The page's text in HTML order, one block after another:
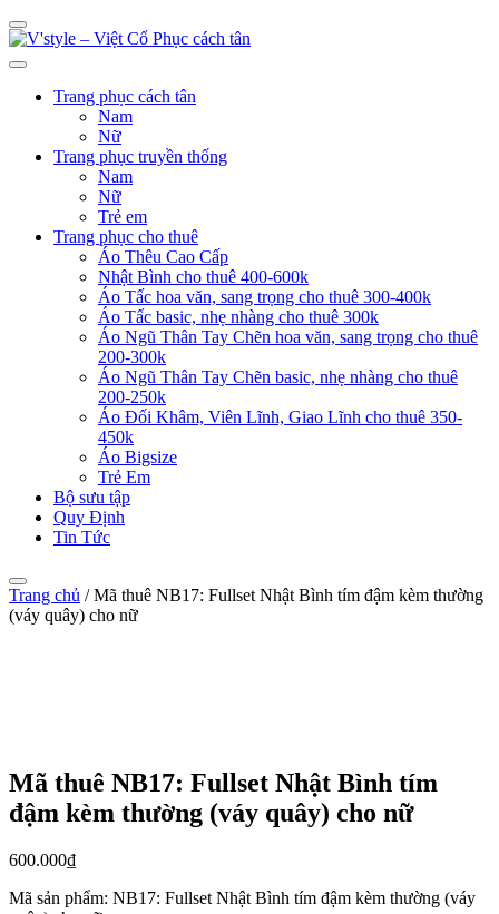
Trang phục cách tân
Nam
Nữ
Trang phục truyền thống
Nam
Nữ
Trẻ em
Trang phục cho thuê
Áo Thêu Cao Cấp
Nhật Bình cho thuê 400-600k
Áo Tấc hoa văn, sang trọng cho thuê 300-400k
Áo Tấc basic, nhẹ nhàng cho thuê 300k
Áo Ngũ Thân Tay Chẽn hoa văn, sang trọng cho thuê
200-300k
Áo Ngũ Thân Tay Chẽn basic, nhẹ nhàng cho thuê
200-250k
Áo Đối Khâm, Viên Lĩnh, Giao Lĩnh cho thuê 350-
450k
Áo Bigsize
Trẻ Em
Bộ sưu tập
Quy Định
Tin Tức
Trang chủ /Mã thuê NB17: Fullset Nhật Bình tím đậm kèm thường
(váy quây) cho nữ
Mã thuê NB17: Fullset Nhật Bình tím
đậm kèm thường (váy quây) cho nữ
600.000₫
Mã sản phẩm: NB17: Fullset Nhật Bình tím đậm kèm thường (váy